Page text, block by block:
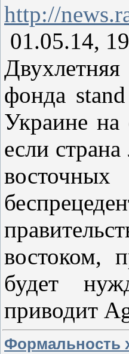
http://
01.05.14,
фонда
Украине
если
востоком,
будет
приводит
Формальность